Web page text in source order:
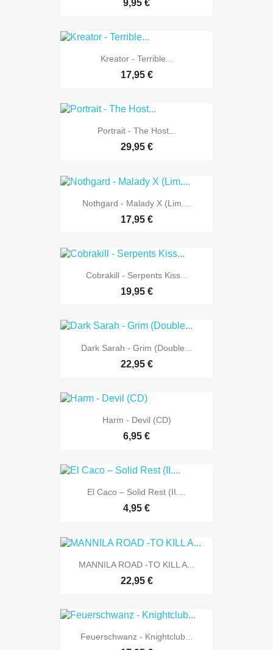
9,95 €
Kreator - Terrible...
17,95 €
Portrait - The Host...
29,95 €
Nothgard - Malady X (Lim....
17,95 €
Cobrakill - Serpents Kiss...
19,95 €
Dark Sarah - Grim (Double...
22,95 €
Harm - Devil (CD)
6,95 €
El Caco ‎– Solid Rest (II....
4,95 €
MANNILA ROAD -TO KILL A...
22,95 €
Feuerschwanz - Knightclub...